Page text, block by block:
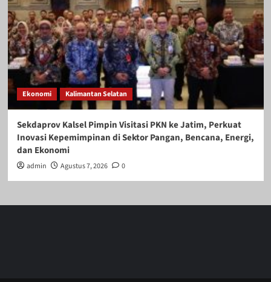
Ekonomi Kalimantan Selatan
Sekdaprov Kalsel Pimpin Visitasi PKN ke Jatim, Perkuat
Inovasi Kepemimpinan di Sektor Pangan, Bencana, Energi,
dan Ekonomi
admin Agustus 7, 2026 0